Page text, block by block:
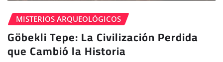
MISTERIOS ARQUEOLÓGICOS
Göbekli Tepe: La Civilización Perdida
que Cambió la Historia